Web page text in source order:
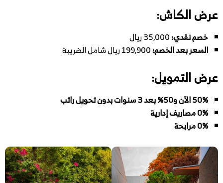
عرض الكاش:
خصم نقدي:
السعر بعد الخصم:
عرض التمويل:
50% الآن و50% بعد 3 سنوات بدون تحويل راتب
0% مصاريف إدارية
0% مرابحة